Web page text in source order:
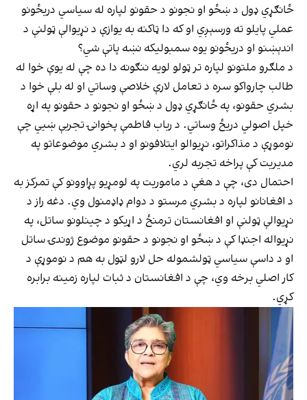
ځانګړي ډول د ښځو او نجونو د حقونو لپاره له سیاسي دریځونو
عملي پایلو ته ورسېږي او که دا ټاکنه به یوازې د نړیوالې ټولنې د
اندېښنو او دریځونو یوه سمبولیکه نښه پاتې شي؟
د ملګرو ملتونو لپاره تر ټولو لویه ننګونه دا ده چې له یوې خوا له
طالب چارواکو سره د تعامل لارې خلاصې وساتي او له بلې خوا د
بشري حقونو، په ځانګړي ډول د ښځو او نجونو د حقونو په اړه
خپل اصولي دریځ وساتي. د رباب فاطمې پخوانۍ تجربې ښيي چې
نوموړې د مذاکراتو، نړیوالو ایتلافونو او د بشري موضوعاتو په
مدیریت کې پراخه تجربه لري.
احتمال دی، چې د هغې د ماموریت په لومړیو پړاوونو کې تمرکز به
د افغانانو لپاره د بشري مرستو د دوام ډاډمنول وي. دغه راز د
نړیوالې ټولنې او افغانستان ترمنځ د اړیکو د چینلونو ساتل، په
نړیواله اجنډا کې د ښځو او نجونو د حقونو موضوع ژوندۍ ساتل
او د داسې سیاسي ټولشموله حل لارو لټول به هم د نوموړې د
کار اصلي برخه وي، چې د افغانستان د ثبات لپاره زمینه برابره
کړي.